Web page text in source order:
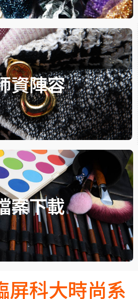
資陣容
案下載
屏科大時尚系